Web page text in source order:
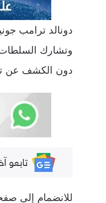
دونالد ترامب
وتشارك السلطات
دون الكشف عن
للانضمام إلى